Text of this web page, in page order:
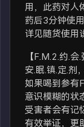
用，此药对人
药后3分钟使用
详见随货使用
【F.M.2.约.
安.眠.镇.定.剂
如果喝到参有
意识模糊的状
受害者会有记
有效举证，更